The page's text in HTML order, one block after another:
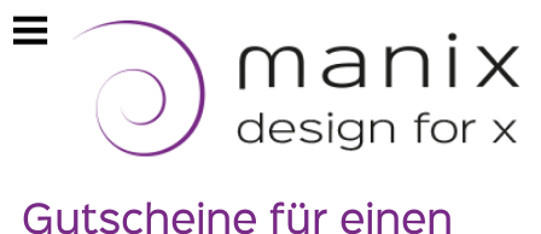
https://manix.ch/gutscheine
Gutscheine für einen